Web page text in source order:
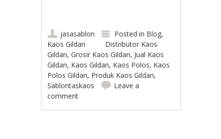
jasasablon Posted in Blog,
Kaos Gildan
Distributor Kaos
Gildan,Grosir Kaos Gildan, Jual Kaos
Gildan, Kaos Gildan, Kaos Polos, Kaos
Polos Gildan, Produk Kaos Gildan,
Sablontaskaos
Leave a
comment